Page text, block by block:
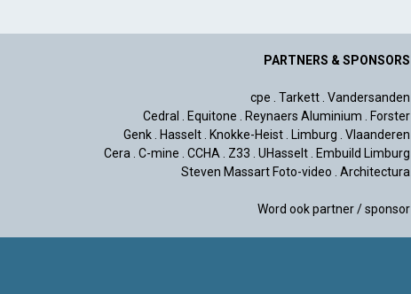
PARTNERS & SPONSORS
cpe Tarkett Vandersanden
Cedral
Equitone Reynaers Aluminium
Forster
Genk Hasselt Knokke-Heist Limburg
Vlaanderen
Cera
C-mine CCHA Z33 UHasselt Embuild Limburg
Steven Massart Foto-video
Architectura
Word ook partner / sponsor